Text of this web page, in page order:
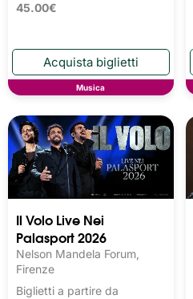
45.00€
Musica
Il Volo Live Nei
Palasport 2026
Nelson Mandela Forum,
Firenze
Biglietti a partire da